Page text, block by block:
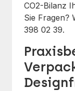
CO2-Bilanz
Sie Fragen?
398 02 39.